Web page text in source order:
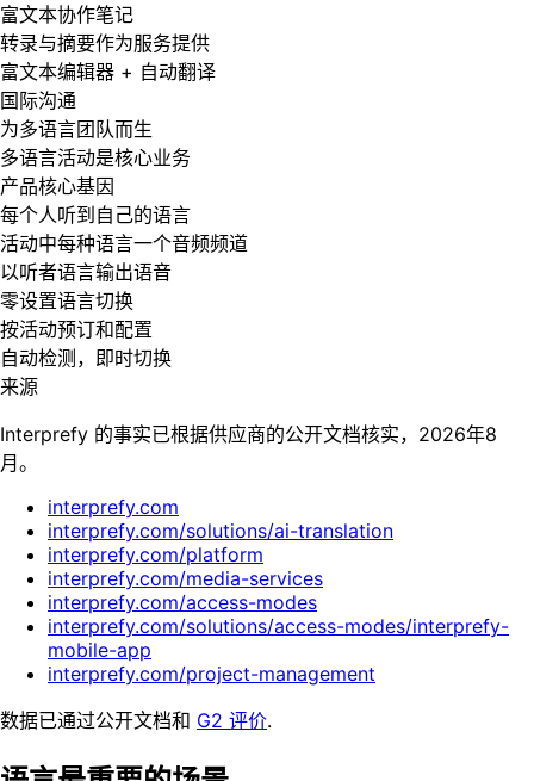
富文本协作笔记
转录与摘要作为服务提供
富文本编辑器 + 自动翻译
国际沟通
为多语言团队而生
多语言活动是核心业务
产品核心基因
每个人听到自己的语言
活动中每种语言一个音频频道
以听者语言输出语音
零设置语言切换
按活动预订和配置
自动检测，即时切换
来源
Interprefy 的事实已根据供应商的公开文档核实，2026年8
月。
interprefy.com
interprefy.com/solutions/ai-translation
interprefy.com/platform
interprefy.com/media-services
interprefy.com/access-modes
interprefy.com/solutions/access-modes/interprefy-
mobile-app
interprefy.com/project-management
数据已通过公开文档和 G2 评价.